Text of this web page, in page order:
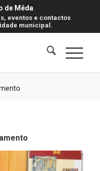
de Mêda
eventos e contactos
municipal.